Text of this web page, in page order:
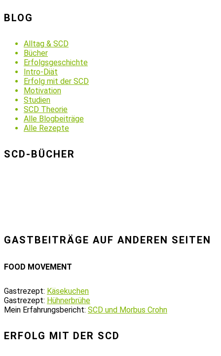
BLOG
Alltag & SCD
Bücher
Erfolgsgeschichte
Intro-Diät
Erfolg mit der SCD
Motivation
Studien
SCD Theorie
Alle Blogbeiträge
Alle Rezepte
SCD-BÜCHER
GASTBEITRÄGE AUF ANDEREN SEITEN
FOOD MOVEMENT
Gastrezept: Käsekuchen
Gastrezept: Hühnerbrühe
Mein Erfahrungsbericht: SCD und Morbus Crohn
ERFOLG MIT DER SCD